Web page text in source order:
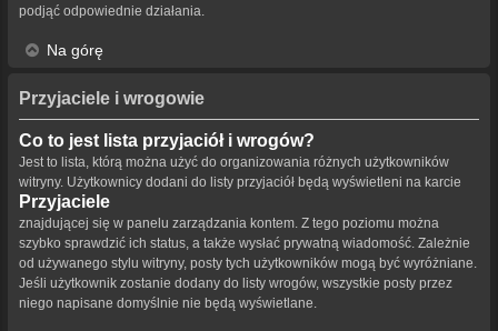
podjąć odpowiednie działania.
Na górę
Przyjaciele i wrogowie
Co to jest lista przyjaciół i wrogów?
Jest to lista, którą można użyć do organizowania różnych użytkowników
witryny. Użytkownicy dodani do listy przyjaciół będą wyświetleni na karcie
Przyjaciele
znajdującej się w panelu zarządzania kontem. Z tego poziomu można
szybko sprawdzić ich status, a także wysłać prywatną wiadomość. Zależnie
od używanego stylu witryny, posty tych użytkowników mogą być wyróżniane.
Jeśli użytkownik zostanie dodany do listy wrogów, wszystkie posty przez
niego napisane domyślnie nie będą wyświetlane.